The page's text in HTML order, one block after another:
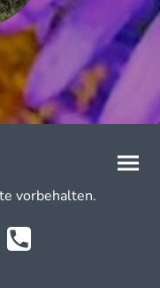
vorbehalten.